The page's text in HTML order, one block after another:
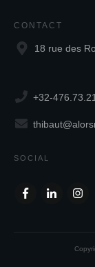
CONTACT
18 rue des
+32-
SOCIAL